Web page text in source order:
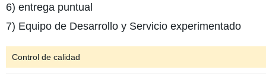
6) entrega puntual
7) Equipo de Desarrollo y Servicio experimentado
Control de calidad